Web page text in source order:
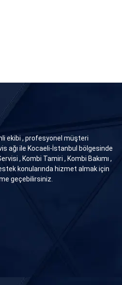
ekibi , profesyonel müşteri
ağı ile Kocaeli-İstanbul bölgesinde
, Kombi Tamiri , Kombi Bakımı ,
konularında hizmet almak için
geçebilirsiniz.